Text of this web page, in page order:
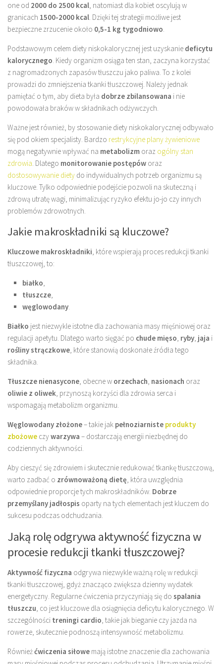
one od 2000 do 2500 kcal, natomiast dla kobiet oscylują w
granicach 1500-2000 kcal. Dzięki tej strategii możliwe jest
bezpieczne zrzucenie około 0,5-1 kg tygodniowo.
Podstawowym celem diety niskokalorycznej jest uzyskanie deficytu
kalorycznego. Kiedy organizm osiąga ten stan, zaczyna korzystać
z nagromadzonych zapasów tłuszczu jako paliwa. To z kolei
prowadzi do zmniejszenia tkanki tłuszczowej. Należy jednak
pamiętać o tym, aby dieta była dobrze zbilansowana i nie
powodowała braków w składnikach odżywczych.
Ważne jest również, by stosowanie diety niskokalorycznej odbywało
się pod okiem specjalisty. Bardzo restrykcyjne plany żywieniowe
mogą negatywnie wpływać na metabolizm oraz ogólny stan
zdrowia. Dlatego monitorowanie postępów oraz
dostosowywanie diety do indywidualnych potrzeb organizmu są
kluczowe. Tylko odpowiednie podejście pozwoli na skuteczną i
zdrową utratę wagi, minimalizując ryzyko efektu jo-jo czy innych
problemów zdrowotnych.
Jakie makroskładniki są kluczowe?
Kluczowe makroskładniki, które wspierają proces redukcji tkanki
tłuszczowej, to:
białko,
tłuszcze,
węglowodany.
Białko jest niezwykle istotne dla zachowania masy mięśniowej oraz
regulacji apetytu. Dlatego warto sięgać po chude mięso, ryby, jaja i
rośliny strączkowe, które stanowią doskonałe źródła tego
składnika.
Tłuszcze nienasycone, obecne w orzechach, nasionach oraz
oliwie z oliwek, przynoszą korzyści dla zdrowia serca i
wspomagają metabolizm organizmu.
Węglowodany złożone– takie jak pełnoziarniste produkty
zbożowe czywarzywa – dostarczają energii niezbędnej do
codziennych aktywności.
Aby cieszyć się zdrowiem i skutecznie redukować tkankę tłuszczową,
warto zadbać o zrównoważoną dietę, która uwzględnia
odpowiednie proporcje tych makroskładników. Dobrze
przemyślany jadłospis oparty na tych elementach jest kluczem do
sukcesu podczas odchudzania.
Jaką rolę odgrywa aktywność fizyczna w
procesie redukcji tkanki tłuszczowej?
Aktywność fizyczna odgrywa niezwykle ważną rolę w redukcji
tkanki tłuszczowej, gdyż znacząco zwiększa dzienny wydatek
energetyczny. Regularne ćwiczenia przyczyniają się do spalania
tłuszczu, co jest kluczowe dla osiągnięcia deficytu kalorycznego. W
szczególności treningi cardio, takie jak bieganie czy jazda na
rowerze, skutecznie podnoszą intensywność metabolizmu.
Równieżćwiczenia siłowe mają istotne znaczenie dla zachowania